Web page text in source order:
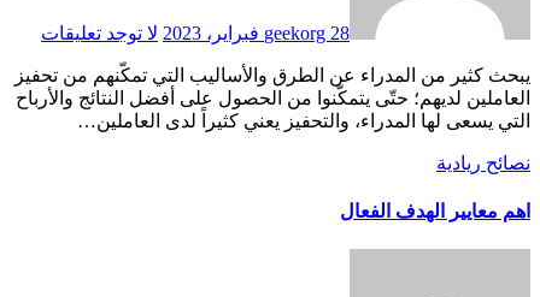
geekorg 28 فبراير، 2023 لا توجد تعليقات
يبحث كثير من المدراء عن الطرق والأساليب التي تمكّنهم من تحفيز
العاملين لديهم؛ حتّى يتمكّنوا من الحصول على أفضل النتائج والأرباح
التي يسعى لها المدراء، والتحفيز يعني كثيراً لدى العاملين…
نصائح ريادية
اهم معايير الهدف الفعال